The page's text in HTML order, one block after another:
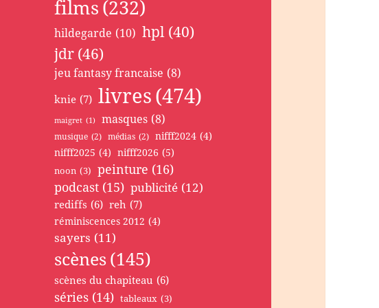
films(232)
hildegarde (10) hpl (40)
jdr (46)
jeu fantasy francaise (8)
knie (7) livres(474)
maigret (1) masques (8)
musique (2) médias (2) nifff2024 (4)
nifff2025 (4) nifff2026 (5)
noon (3) peinture (16)
podcast (15) publicité (12)
rediffs (6) reh (7)
réminiscences 2012 (4)
sayers (11)
scènes(145)
scènes du chapiteau (6)
séries (14) tableaux (3)